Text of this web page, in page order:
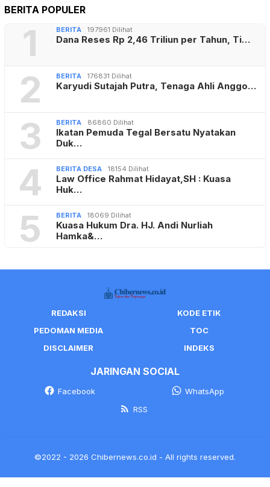
BERITA POPULER
1 BERITA 197961 Dilihat
Dana Reses Rp 2,46 Triliun per Tahun, Ti…
2 BERITA 176831 Dilihat
Karyudi Sutajah Putra, Tenaga Ahli Anggo…
3 BERITA 86860 Dilihat
Ikatan Pemuda Tegal Bersatu Nyatakan
Duk…
4 BERITA DESA 18154 Dilihat
Law Office Rahmat Hidayat,SH : Kuasa
Huk…
5 BERITA 18069 Dilihat
Kuasa Hukum Dra. HJ. Andi Nurliah
Hamka&…
REDAKSI
KODE ETIK
PEDOMAN MEDIA
TOC
DISCLAIMER
INDEKS
JARINGAN SOCIAL
Facebook
WhatsApp
RSS
©2022 - 2026 Chibernews.co.id - All rights reserved.